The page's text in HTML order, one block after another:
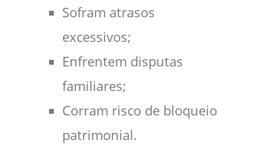
Sofram atrasos
excessivos;
Enfrentem disputas
familiares;
Corram risco de bloqueio
patrimonial.